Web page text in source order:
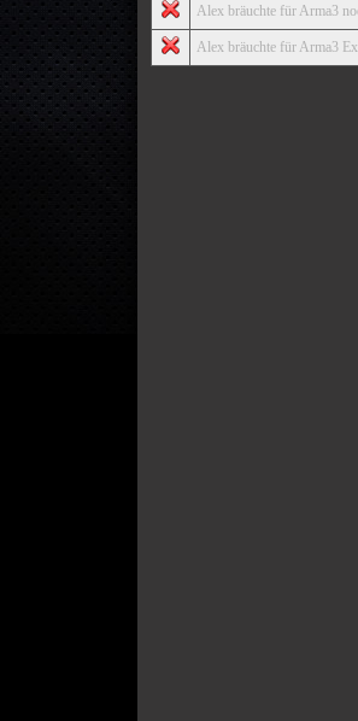
Alex bräuchte für Arma3
Alex bräuchte für Arma3